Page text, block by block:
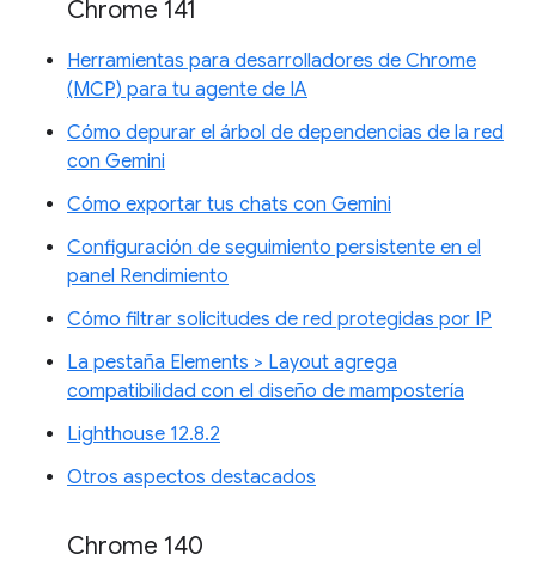
Chrome 141
Herramientas para desarrolladores de Chrome
(MCP) para tu agente de IA
Cómo depurar el árbol de dependencias de la red
con Gemini
Cómo exportar tus chats con Gemini
Configuración de seguimiento persistente en el
panel Rendimiento
Cómo filtrar solicitudes de red protegidas por IP
La pestaña Elements > Layout agrega
compatibilidad con el diseño de mampostería
Lighthouse 12.8.2
Otros aspectos destacados
Chrome 140